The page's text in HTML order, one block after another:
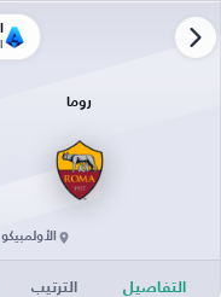
روما
الأولمبيكو
التفاصيل الترتيب